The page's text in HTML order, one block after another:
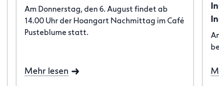
Am Donnerstag, den 6. August findet ab
14.00 Uhr der Hoangart Nachmittag im Café
Pusteblume statt.
Mehr lesen